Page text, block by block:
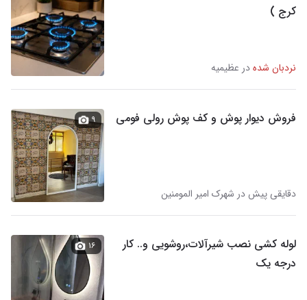
کرج )
نردبان شدهدر عظیمیه
فروش دیوار پوش و کف پوش رولی فومی
دقایقی پیش در شهرک امیر المومنین
۹
لوله کشی نصب شیرآلات،روشویی و.. کار
درجه یک
۱۶